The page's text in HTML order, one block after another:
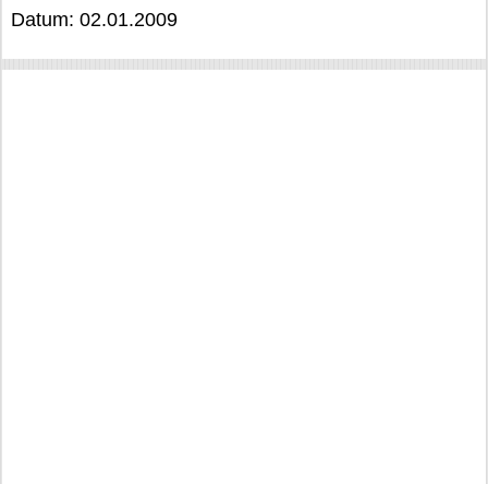
Datum: 02.01.2009